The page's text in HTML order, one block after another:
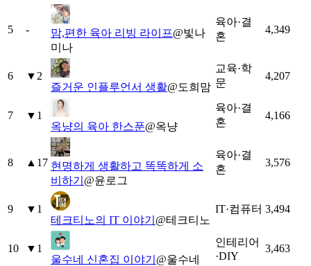
5 - 맘,편한 육아 리빙 라이프@빛나
미나
육아·결
혼
4,349
6 ▼ 2
즐거운 인플루언서 생활@도희맘
교육·학
문
4,207
7 ▼ 1
옥냥의 육아 한스푼@옥냥
육아·결
혼
4,166
8 ▲ 17 현명하게 생활하고 똑똑하게 소
비하기 @윤로그
육아·결
혼
3,576
9 ▼ 1
테크티노의 IT 이야기 @테크티노
IT·컴퓨터 3,494
10 ▼ 1
울수네 신혼집 이야기 @울수네
인테리어
·DIY
3,463